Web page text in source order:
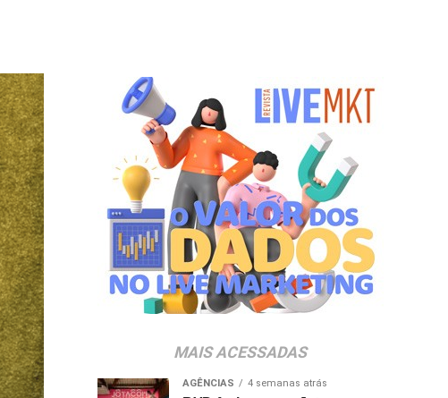
MAIS ACESSADAS
AGÊNCIAS 4 semanas atrás